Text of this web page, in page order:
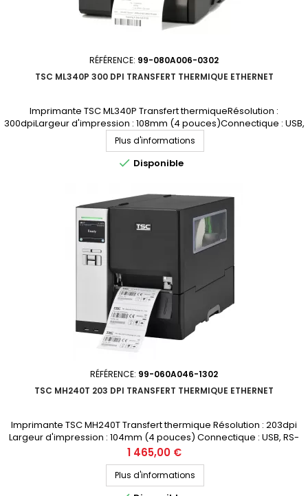
RÉFÉRENCE: 99-080A006-0302
TSC ML340P 300 DPI TRANSFERT THERMIQUE ETHERNET
Imprimante TSC ML340P Transfert thermiqueRésolution :
300dpiLargeur d'impression : 108mm (4 pouces)Connectique : USB,
RS-232, EthernetDemandez votre devis personnaliséRemplacée
par ML341P
Plus d'informations
 Disponible
RÉFÉRENCE: 99-060A046-1302
TSC MH240T 203 DPI TRANSFERT THERMIQUE ETHERNET
Imprimante TSC MH240T Transfert thermique Résolution : 203dpi
Largeur d'impression : 104mm (4 pouces) Connectique : USB, RS-
232, Ethernet Prix public (avant remise) : 1465€ HT Demandez votre
devis personnalisé
Prix
1 465,00 €
Plus d'informations